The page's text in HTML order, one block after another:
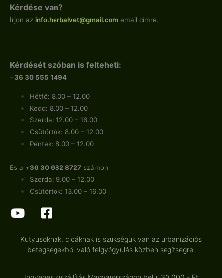
Kérdése van?
Írjon az info.herbalvet@gmail.com email címre.
Kérdését szóban is felteheti:
+36 30 555 1494
Hétfő: 8.00 – 12.00
Kedd: 8.00 – 12.00
Szerda: 12.00 – 16.00
Csütörtök: 8.00 – 12.00
Péntek: 8.00 – 12.00
És a +36 30 682 8727 számon
Szerda: 9.00 – 12.00
Csütörtök: 13.00 – 16.00
Kutyusoknak, cicáknak is szükségük van az urbanizációs
betegségekből való felgyógyulás közben segítségre.